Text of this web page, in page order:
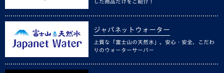
した商品だけをご紹介！
ジャパネットウォーター
上質な「富士山の天然水」。安心・安全、こだわ
りのウォーターサーバー